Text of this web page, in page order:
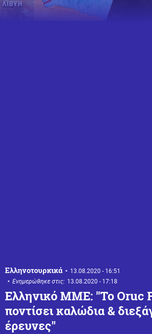
Ελληνοτουρκικά
13.08.2020 - 16:51
Ενημερώθηκε στις: 13.08.2020 - 17:18
Ελληνικό ΜΜΕ: ''Το Oruc
ποντίσει καλώδια &
έρευνες''